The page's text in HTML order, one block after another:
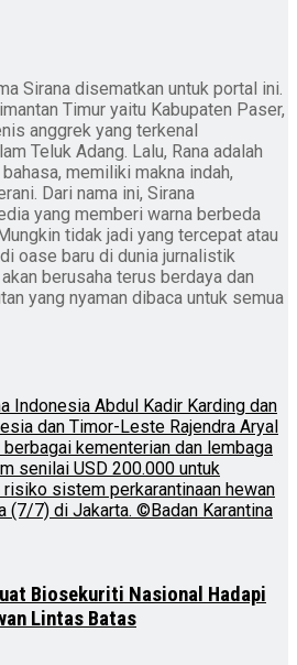
Sirana disematkan untuk portal ini.
Timur yaitu Kabupaten Paser,
anggrek yang terkenal
Teluk Adang. Lalu, Rana adalah
memiliki makna indah,
Dari nama ini, Sirana
yang memberi warna berbeda
tidak jadi yang tercepat atau
oase baru di dunia jurnalistik
berusaha terus berdaya dan
yang nyaman dibaca untuk semua
Biosekuriti Nasional Hadapi
Lintas Batas